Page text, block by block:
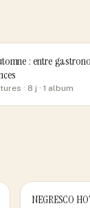
: entre
· 8 j · 1 album
NEGRESCO